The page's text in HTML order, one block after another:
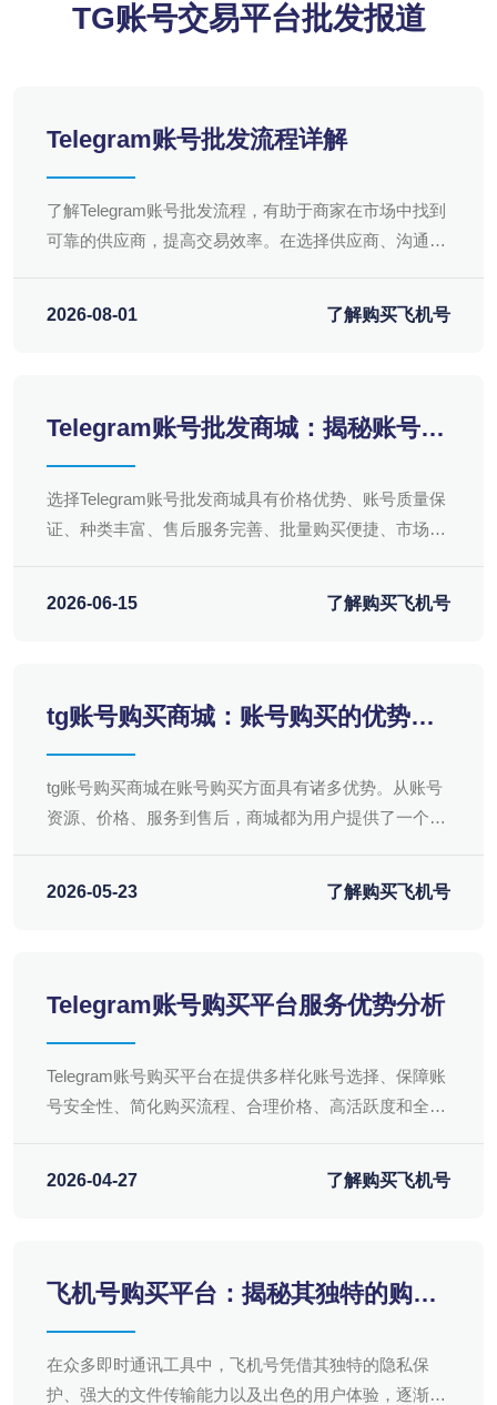
TG账号交易平台批发报道
Telegram账号批发流程详解
了解Telegram账号批发流程，有助于商家在市场中找到
可靠的供应商，提高交易效率。在选择供应商、沟通需
2026-08-01 了解购买飞机号
Telegram账号批发商城：揭秘账号批
选择Telegram账号批发商城具有价格优势、账号质量保
证、种类丰富、售后服务完善、批量购买便捷、市场信
2026-06-15 了解购买飞机号
tg账号购买商城：账号购买的优势详
tg账号购买商城在账号购买方面具有诸多优势。从账号
资源、价格、服务到售后，商城都为用户提供了一个优
2026-05-23 了解购买飞机号
Telegram账号购买平台服务优势分析
Telegram账号购买平台在提供多样化账号选择、保障账
号安全性、简化购买流程、合理价格、高活跃度和全面
2026-04-27 了解购买飞机号
飞机号购买平台：揭秘其独特的购买
在众多即时通讯工具中，飞机号凭借其独特的隐私保
护、强大的文件传输能力以及出色的用户体验，逐渐在